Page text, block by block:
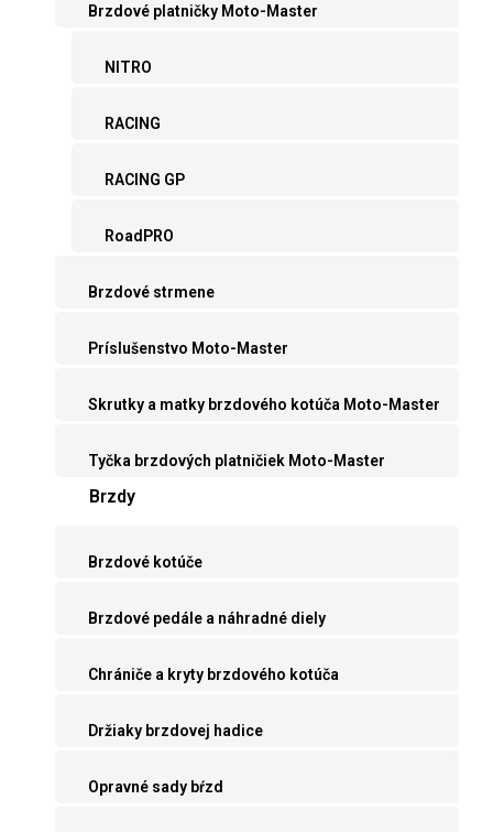
Brzdové platničky Moto-Master
NITRO
RACING
RACING GP
RoadPRO
Brzdové strmene
Príslušenstvo Moto-Master
Skrutky a matky brzdového kotúča Moto-Master
Tyčka brzdových platničiek Moto-Master
Brzdy
Brzdové kotúče
Brzdové pedále a náhradné diely
Chrániče a kryty brzdového kotúča
Držiaky brzdovej hadice
Opravné sady bŕzd